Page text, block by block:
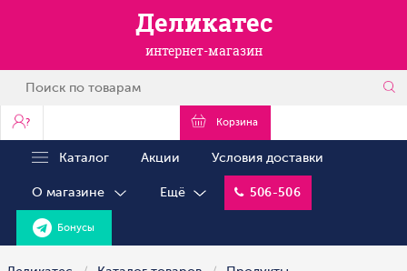
Деликатес
интернет-магазин
? Корзина
Каталог Акции Условия доставки
О магазине Ещё 506-506
Бонусы